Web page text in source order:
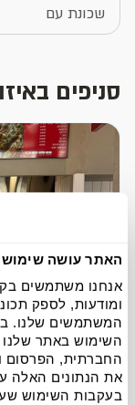
האתר עושה שימוש
ומודעות, לספק
המשתמשים שלנו.
השימוש באתר
החברתית, הפרסום
את הנתונים האלה
בעקבות השימוש
שכונת עם
סניפים
חולון –